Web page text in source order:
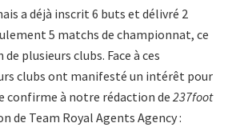
a déjà inscrit 6 buts et délivré 2
5 matchs de championnat, ce
plusieurs clubs. Face à ces
clubs ont manifesté un intérêt pour
confirme à notre rédaction de 237foot
de Team Royal Agents Agency :